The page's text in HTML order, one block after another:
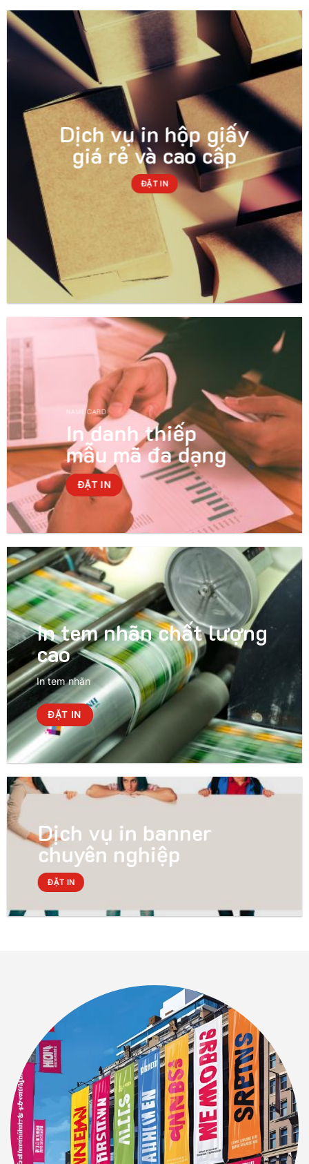
Dịch vụ in hộp giấy
giá rẻ và cao cấp
ĐẶT IN
NAME CARD
In danh thiếp
mẫu mã đa dạng
ĐẶT IN
In tem nhãn chất lượng
cao
In tem nhãn
ĐẶT IN
Dịch vụ in banner
chuyên nghiệp
ĐẶT IN